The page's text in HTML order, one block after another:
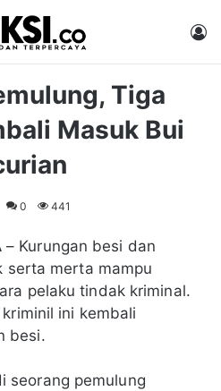
Tiga
Masuk Bui
0 441
– Kurungan besi dan
serta merta mampu
pelaku tindak kriminal.
ini kembali
besi.
seorang pemulung